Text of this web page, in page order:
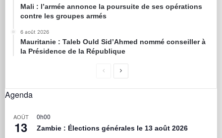
Mali : l’armée annonce la poursuite de ses opérations
contre les groupes armés
6 août 2026
Mauritanie : Taleb Ould Sid’Ahmed nommé conseiller à
la Présidence de la République
Agenda
AOÛT
13
0h00
Zambie : Élections générales le 13 août 2026